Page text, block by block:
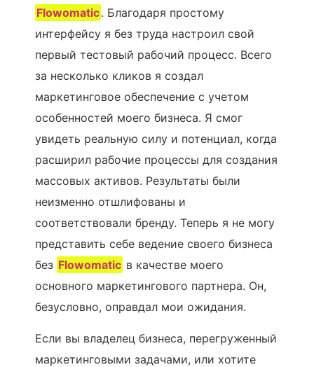
Flowomatic. Благодаря простому
интерфейсу я без труда настроил свой
первый тестовый рабочий процесс. Всего
за несколько кликов я создал
маркетинговое обеспечение с учетом
особенностей моего бизнеса. Я смог
увидеть реальную силу и потенциал, когда
расширил рабочие процессы для создания
массовых активов. Результаты были
неизменно отшлифованы и
соответствовали бренду. Теперь я не могу
представить себе ведение своего бизнеса
без Flowomatic в качестве моего
основного маркетингового партнера. Он,
безусловно, оправдал мои ожидания.
Если вы владелец бизнеса, перегруженный
маркетинговыми задачами, или хотите